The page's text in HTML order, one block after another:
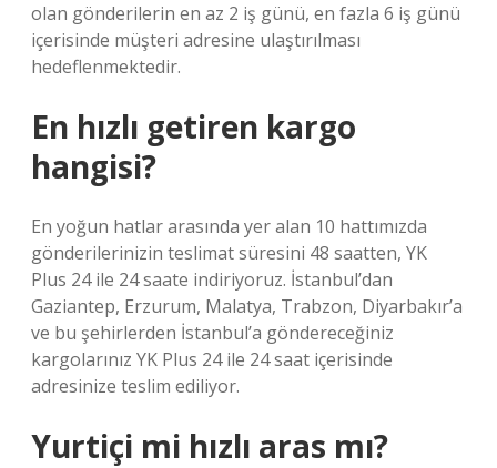
olan gönderilerin en az 2 iş günü, en fazla 6 iş günü
içerisinde müşteri adresine ulaştırılması
hedeflenmektedir.
En hızlı getiren kargo
hangisi?
En yoğun hatlar arasında yer alan 10 hattımızda
gönderilerinizin teslimat süresini 48 saatten, YK
Plus 24 ile 24 saate indiriyoruz. İstanbul’dan
Gaziantep, Erzurum, Malatya, Trabzon, Diyarbakır’a
ve bu şehirlerden İstanbul’a göndereceğiniz
kargolarınız YK Plus 24 ile 24 saat içerisinde
adresinize teslim ediliyor.
Yurtiçi mi hızlı aras mı?